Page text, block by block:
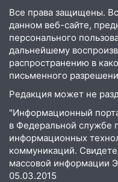
21:58 В
моста утопили
20:20 Итоги 9
области: разгул
человека на
коллапс
19:43
Из-за
деревья в парке
18:00 Пепелище
Заволжье
ликвидировали
Все права защищены.
данном веб-сайте,
персонального
дальнейшему
распространению в
письменного
Редакция может не
"Информационный
в Федеральной службе
информационных
коммуникаций.
массовой информации
05.03.2015